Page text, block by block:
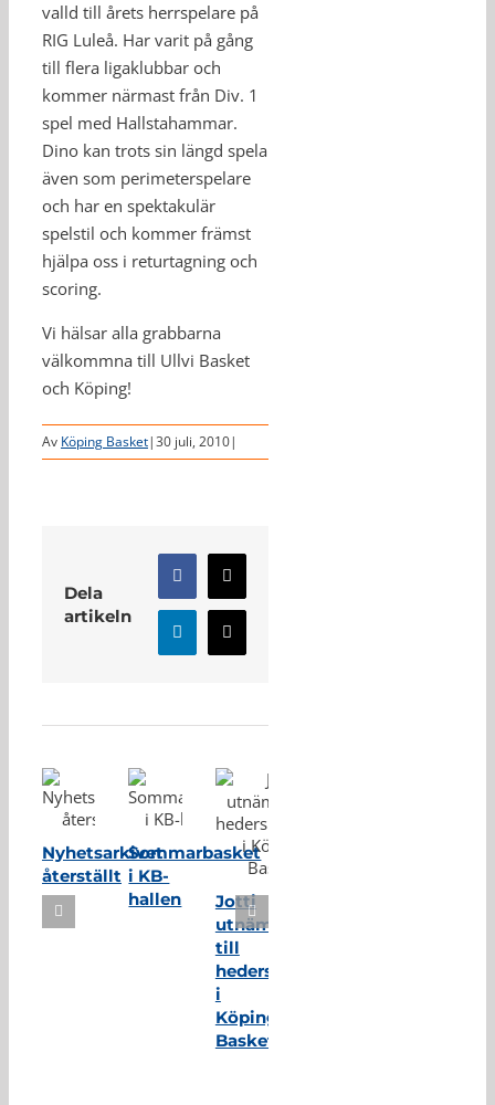
valld till årets herrspelare på
RIG Luleå. Har varit på gång
till flera ligaklubbar och
kommer närmast från Div. 1
spel med Hallstahammar.
Dino kan trots sin längd spela
även som perimeterspelare
och har en spektakulär
spelstil och kommer främst
hjälpa oss i returtagning och
scoring.
Vi hälsar alla grabbarna
välkommna till Ullvi Basket
och Köping!
Av Köping Basket|30 juli, 2010|
Dela
artikeln
Facebook
X
LinkedInE-
post
Nyhetsarkivet
återställt
Sommarbasket
i KB-
hallen
Jotti
utnämnd
till
hedersmedlem
i
Köping
Basket